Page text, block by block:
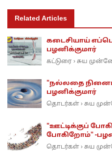
Related Articles
கடைசியாய்
பழனிக்குமார்
கட்டுரை › சுய
"நல்லதை
பழனிக்குமார்
தொடர்கள் › சுய
"ஊட்டிக்குப்
போகிறோம்" -
தொடர்கள் › சுய